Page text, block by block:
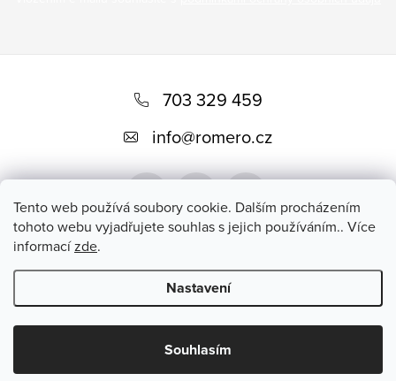
Tento web používá soubory cookie. Dalším procházením
tohoto webu vyjadřujete souhlas s jejich používáním.. Více
informacízde.
Nastavení
Souhlasím
t
703 329 459
info@romero.cz
Přijímáme online platby
Copyright 2026Romero. Všechna práva vyhrazena.